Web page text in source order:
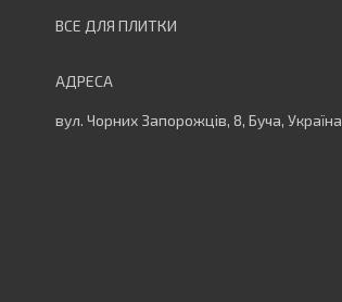
ВСЕ ДЛЯ ПЛИТКИ
вул. Чорних Запорожців, 8, Буча, Україна